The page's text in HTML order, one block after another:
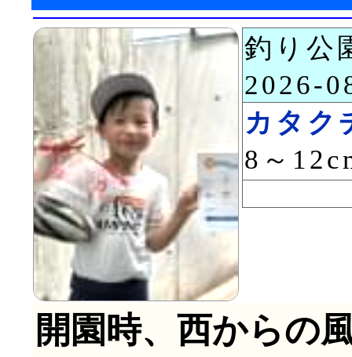
釣り
2026-
カタク
8～
開園時、西からの